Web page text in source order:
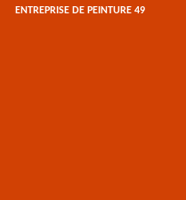
ENTREPRISE DE PEINTURE 49